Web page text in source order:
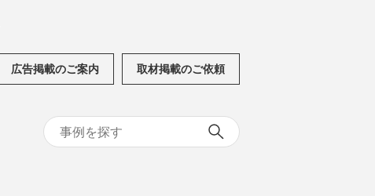
広告掲載のご案内 取材掲載のご依頼